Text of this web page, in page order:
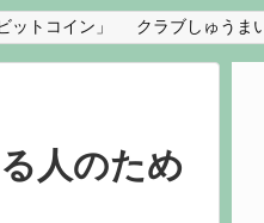
ットコイン」 クラブしゅうま
人のため